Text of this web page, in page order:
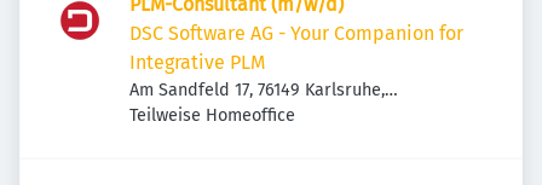
DSC Software AG - Your Companion for
Integrative PLM
Am Sandfeld 17, 76149 Karlsruhe,
Deutschland
Teilweise Homeoffice